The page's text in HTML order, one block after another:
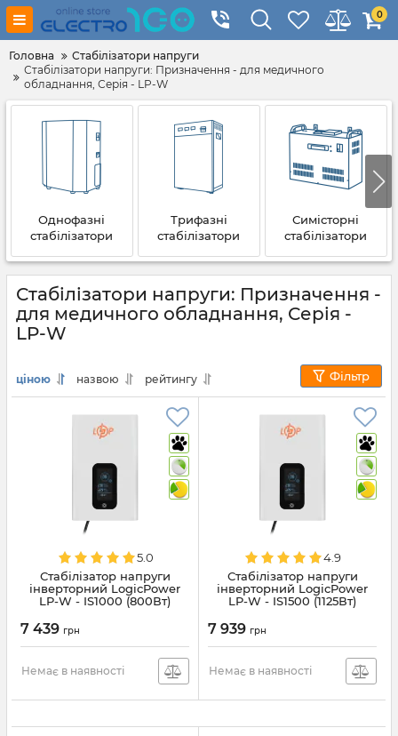
0
Головна
Стабілізатори напруги
Стабілізатори напруги: Призначення - для медичного
обладнання, Серія - LP-W
Однофазні
стабілізатори
Трифазні
стабілізатори
Симісторні
стабілізатори
Стабілізатори напруги: Призначення -
для медичного обладнання, Серія -
LP-W
ціною назвою рейтингу Фільтр
5.0
Стабілізатор напруги
інверторний LogicPower
LP-W - IS1000 (800Вт)
7 439 грн
Немає в наявності
4.9
Стабілізатор напруги
інверторний LogicPower
LP-W - IS1500 (1125Вт)
7 939 грн
Немає в наявності